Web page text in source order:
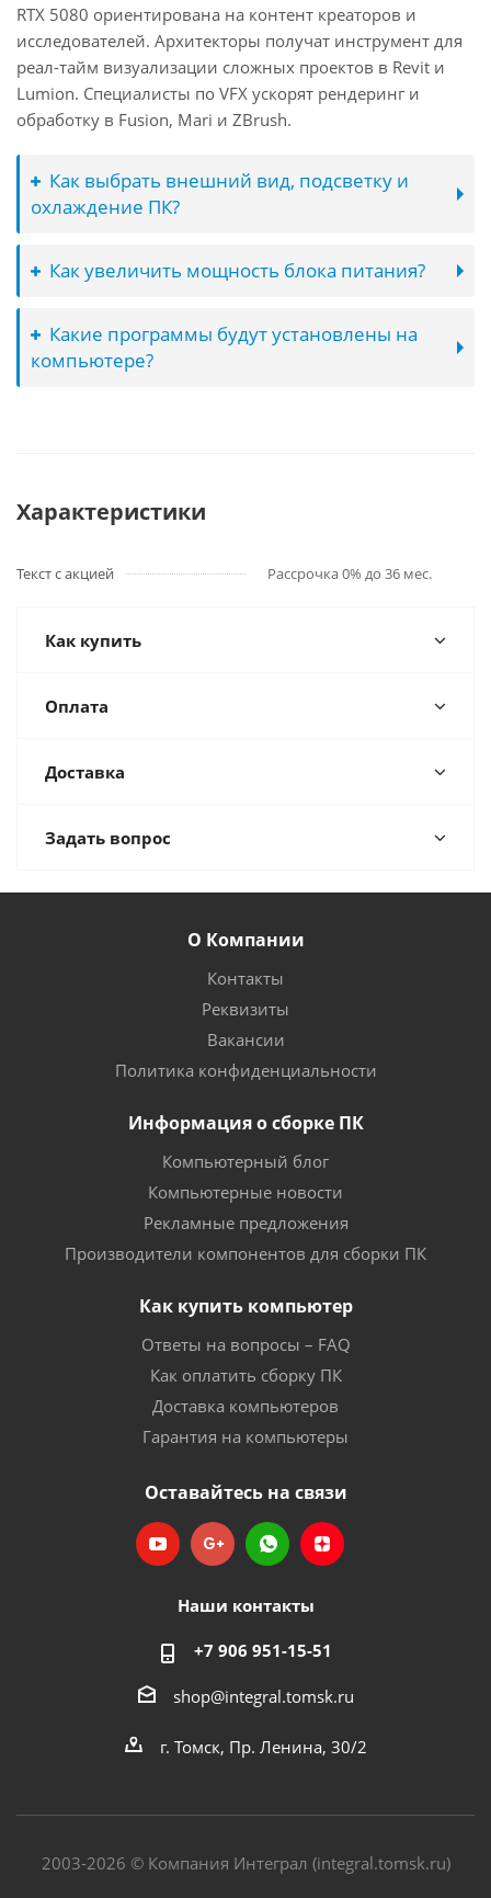
RTX 5080 ориентирована на контент креаторов и
исследователей. Архитекторы получат инструмент для
реал-тайм визуализации сложных проектов в Revit и
Lumion. Специалисты по VFX ускорят рендеринг и
обработку в Fusion, Mari и ZBrush.
Как выбрать внешний вид, подсветку и
охлаждение ПК?
Как увеличить мощность блока питания?
Какие программы будут установлены на
компьютере?
Характеристики
Текст с акцией Рассрочка 0% до 36 мес.
Как купить
Оплата
Доставка
Задать вопрос
О Компании
Контакты
Реквизиты
Вакансии
Политика конфиденциальности
Информация о сборке ПК
Компьютерный блог
Компьютерные новости
Рекламные предложения
Производители компонентов для сборки ПК
Как купить компьютер
Ответы на вопросы – FAQ
Как оплатить сборку ПК
Доставка компьютеров
Гарантия на компьютеры
Оставайтесь на связи
Наши контакты
+7 906 951-15-51
shop@integral.tomsk.ru
г. Томск, Пр. Ленина, 30/2
2003-2026 © Компания Интеграл (integral.tomsk.ru)